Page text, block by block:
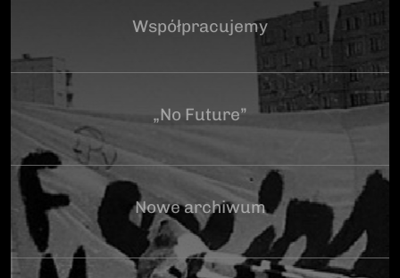
Współpracujemy
„No Future”
Nowe archiwum